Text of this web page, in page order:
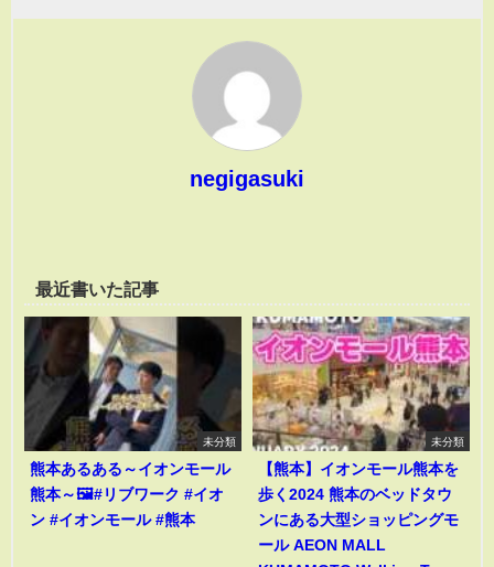
negigasuki
最近書いた記事
未分類
熊本あるある～イオンモール
熊本～🖼️#リブワーク #イオ
ン #イオンモール #熊本
未分類
【熊本】イオンモール熊本を
歩く2024 熊本のベッドタウ
ンにある大型ショッピングモ
ール AEON MALL